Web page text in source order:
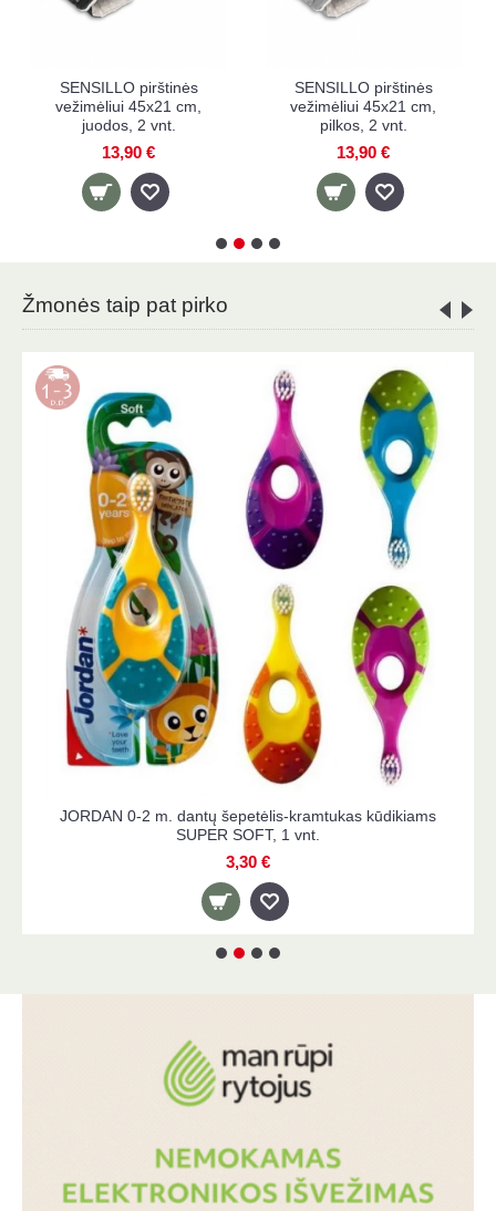
SENSILLO pirštinė
vežimėliui, 40x45 cm,
SENSILLO
vežimėliui, 40x45
Žmonės taip pat pirko
0-2 m. dantų šepetėlis-kramtukas kūdikiams
SUPER SOFT, 1 vnt.